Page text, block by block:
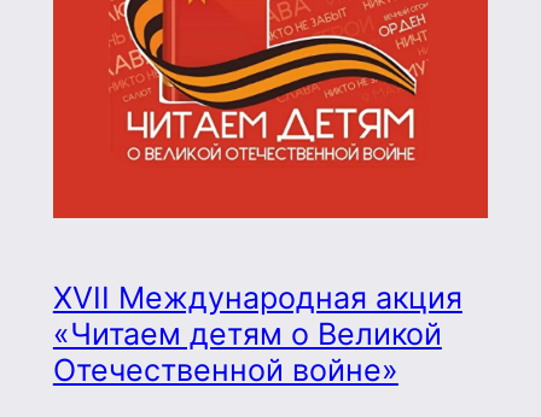
XVII Международная акция
«Читаем детям о Великой
Отечественной войне»